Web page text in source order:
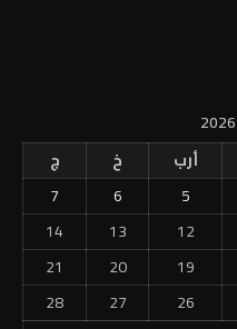
أرب خ
ج
5
6
7
12
13
14
19
20
21
26
27
28